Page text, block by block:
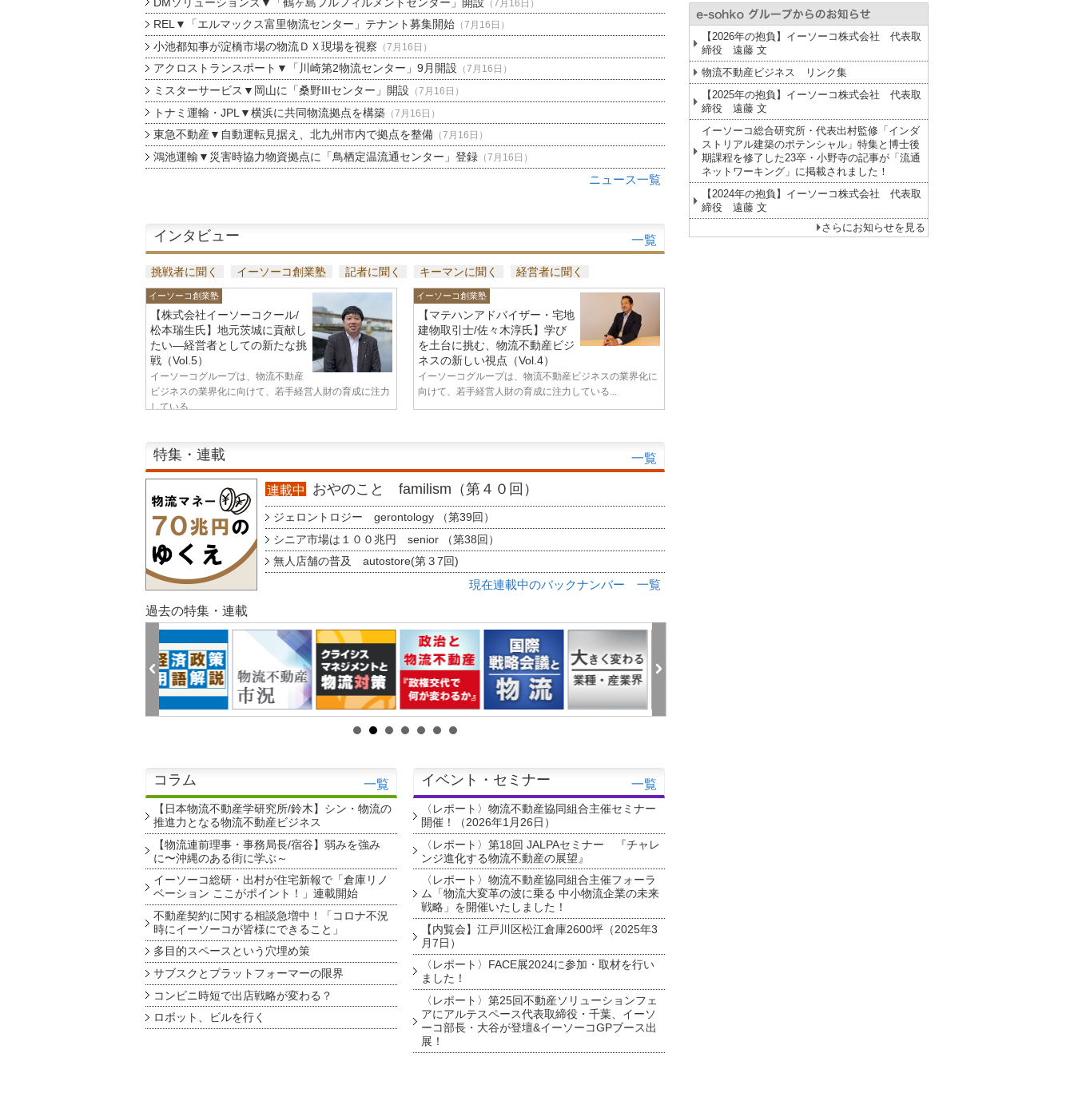
（7月16日）
REL▼「エルマックス富里物流センター」テナント募集開始（7月16日）
小池都知事が淀橋市場の物流ＤＸ現場を視察 （7月16日）
アクロストランスポート▼「川崎第2物流センター」9月開設 （7月16日）
ミスターサービス▼岡山に「桑野IIIセンター」開設 （7月16日）
トナミ運輸・JPL▼横浜に共同物流拠点を構築（7月16日）
東急不動産▼自動運転見据え、北九州市内で拠点を整備（7月16日）
鴻池運輸▼災害時協力物資拠点に「鳥栖定温流通センター」登録（7月16日）
ニュース一覧
インタビュー 一覧
挑戦者に聞く イーソーコ創業塾 記者に聞く キーマンに聞く 経営者に聞く
イーソーコ創業塾
【株式会社イーソーコクール/
松本瑞生氏】地元茨城に貢献し
たい—経営者としての新たな挑
戦（Vol.5）
イーソーコグループは、物流不動産
ビジネスの業界化に向けて、若手経営人財の育成に注力
している...
イーソーコ創業塾
【マテハンアドバイザー・宅地
建物取引士/佐々木淳氏】学び
を土台に挑む、物流不動産ビジ
ネスの新しい視点（Vol.4）
イーソーコグループは、物流不動産ビジネスの業界化に
向けて、若手経営人財の育成に注力している...
特集・連載 一覧
連載中 おやのこと familism（第４０回）
ジェロントロジー gerontology （第39回）
シニア市場は１００兆円 senior （第38回）
無人店舗の普及 autostore(第３7回)
現在連載中のバックナンバー 一覧
過去の特集・連載
コラム 一覧
【日本物流不動産学研究所/鈴木】シン・物流の
推進力となる物流不動産ビジネス
【物流連前理事・事務局長/宿谷】弱みを強み
に〜沖縄のある街に学ぶ～
イーソーコ総研・出村が住宅新報で「倉庫リノ
ベーション ここがポイント！」連載開始
不動産契約に関する相談急増中！「コロナ不況
時にイーソーコが皆様にできること」
多目的スペースという穴埋め策
サブスクとプラットフォーマーの限界
コンビニ時短で出店戦略が変わる？
ロボット、ビルを行く
イベント・セミナー 一覧
〈レポート〉物流不動産協同組合主催セミナー
開催！（2026年1月26日）
〈レポート〉第18回 JALPAセミナー 『チャレ
ンジ進化する物流不動産の展望』
〈レポート〉物流不動産協同組合主催フォーラ
ム「物流大変革の波に乗る 中小物流企業の未来
戦略」を開催いたしました！
【内覧会】江戸川区松江倉庫2600坪（2025年3
月7日）
〈レポート〉FACE展2024に参加・取材を行い
ました！
〈レポート〉第25回不動産ソリューションフェ
アにアルテスペース代表取締役・千葉、イーソ
ーコ部長・大谷が登壇&イーソーコGPブース出
展！
【2026年の抱負】イーソーコ株式会社 代表取
締役 遠藤 文
物流不動産ビジネス リンク集
【2025年の抱負】イーソーコ株式会社 代表取
締役 遠藤 文
イーソーコ総合研究所・代表出村監修「インダ
ストリアル建築のポテンシャル」特集と博士後
期課程を修了した23卒・小野寺の記事が「流通
ネットワーキング」に掲載されました！
【2024年の抱負】イーソーコ株式会社 代表取
締役 遠藤 文
さらにお知らせを見る